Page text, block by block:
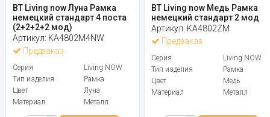
BT Living now Луна Рамка
немецкий стандарт 4 поста
(2+2+2+2 мод)
Артикул: KA4802M4NW
Предзаказ
Серия
Living NOW
Тип изделия
Рамка
Цвет
Луна
Материал
Металл
BT Living now Медь Рамка
немецкий стандарт 2 мод
Артикул: KA4802ZM
Предзаказ
Серия
Living NOW
Тип изделия
Рамка
Цвет
Медь
Материал
Металл